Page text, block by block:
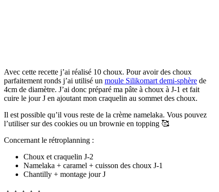
Avec cette recette j’ai réalisé 10 choux. Pour avoir des choux
parfaitement ronds j’ai utilisé un moule Silikomart demi-sphère de
4cm de diamètre. J’ai donc préparé ma pâte à choux à J-1 et fait
cuire le jour J en ajoutant mon craquelin au sommet des choux.
Il est possible qu’il vous reste de la crème namelaka. Vous pouvez
l’utiliser sur des cookies ou un brownie en topping 🥰
Concernant le rétroplanning :
Choux et craquelin J-2
Namelaka + caramel + cuisson des choux J-1
Chantilly + montage jour J